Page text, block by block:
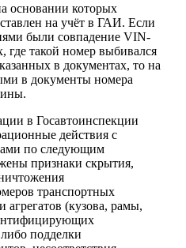
основании которых
на учёт в ГАИ. Если
были совпадение VIN-
где такой номер выбивался
в документах, то на
в документы номера
в Госавтоинспекции
действия с
по следующим
признаки скрытия,
транспортных
агрегатов (кузова, рамы,
подделки